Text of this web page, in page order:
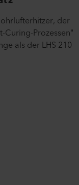
der
Curing-Prozessen"
als der LHS 210